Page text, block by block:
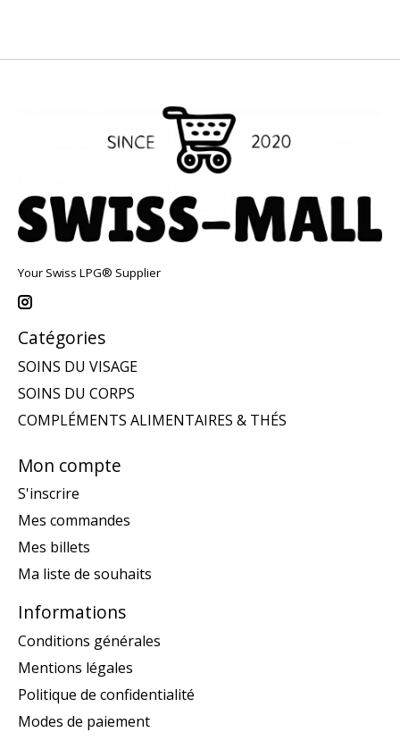
Your Swiss LPG® Supplier
Catégories
SOINS DU VISAGE
SOINS DU CORPS
COMPLÉMENTS ALIMENTAIRES & THÉS
Mon compte
S'inscrire
Mes commandes
Mes billets
Ma liste de souhaits
Informations
Conditions générales
Mentions légales
Politique de confidentialité
Modes de paiement